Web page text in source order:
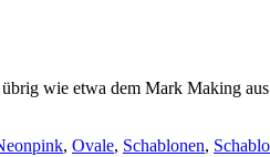
wie etwa dem Mark Making
, Ovale, Schablonen,